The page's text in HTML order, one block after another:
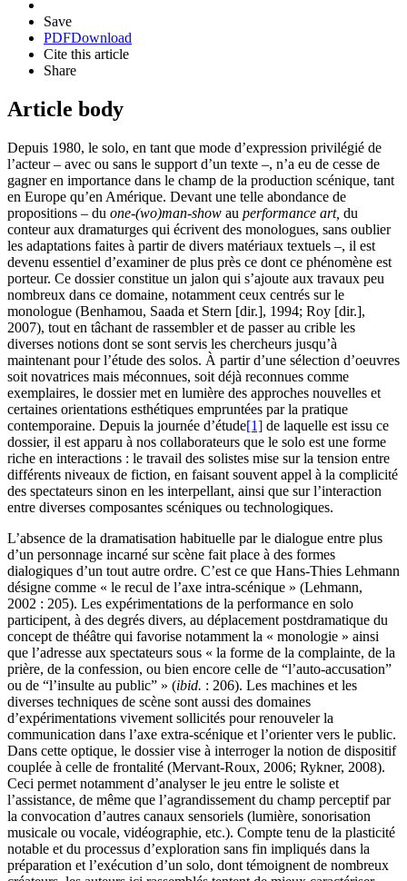
Save
PDFDownload
Cite this article
Share
Article body
Depuis 1980, le solo, en tant que mode d’expression privilégié de
l’acteur – avec ou sans le support d’un texte –, n’a eu de cesse de
gagner en importance dans le champ de la production scénique, tant
en Europe qu’en Amérique. Devant une telle abondance de
propositions – du one-(wo)man-show au performance art, du
conteur aux dramaturges qui écrivent des monologues, sans oublier
les adaptations faites à partir de divers matériaux textuels –, il est
devenu essentiel d’examiner de plus près ce dont ce phénomène est
porteur. Ce dossier constitue un jalon qui s’ajoute aux travaux peu
nombreux dans ce domaine, notamment ceux centrés sur le
monologue (Benhamou, Saada et Stern [dir.], 1994; Roy [dir.],
2007), tout en tâchant de rassembler et de passer au crible les
diverses notions dont se sont servis les chercheurs jusqu’à
maintenant pour l’étude des solos. À partir d’une sélection d’oeuvres
soit novatrices mais méconnues, soit déjà reconnues comme
exemplaires, le dossier met en lumière des approches nouvelles et
certaines orientations esthétiques empruntées par la pratique
contemporaine. Depuis la journée d’étude[1] de laquelle est issu ce
dossier, il est apparu à nos collaborateurs que le solo est une forme
riche en interactions : le travail des solistes mise sur la tension entre
différents niveaux de fiction, en faisant souvent appel à la complicité
des spectateurs sinon en les interpellant, ainsi que sur l’interaction
entre diverses composantes scéniques ou technologiques.
L’absence de la dramatisation habituelle par le dialogue entre plus
d’un personnage incarné sur scène fait place à des formes
dialogiques d’un tout autre ordre. C’est ce que Hans-Thies Lehmann
désigne comme « le recul de l’axe intra-scénique » (Lehmann,
2002 : 205). Les expérimentations de la performance en solo
participent, à des degrés divers, au déplacement postdramatique du
concept de théâtre qui favorise notamment la « monologie » ainsi
que l’adresse aux spectateurs sous « la forme de la complainte, de la
prière, de la confession, ou bien encore celle de “l’auto-accusation”
ou de “l’insulte au public” » (ibid. : 206). Les machines et les
diverses techniques de scène sont aussi des domaines
d’expérimentations vivement sollicités pour renouveler la
communication dans l’axe extra-scénique et l’orienter vers le public.
Dans cette optique, le dossier vise à interroger la notion de dispositif
couplée à celle de frontalité (Mervant-Roux, 2006; Rykner, 2008).
Ceci permet notamment d’analyser le jeu entre le soliste et
l’assistance, de même que l’agrandissement du champ perceptif par
la convocation d’autres canaux sensoriels (lumière, sonorisation
musicale ou vocale, vidéographie, etc.). Compte tenu de la plasticité
notable et du processus d’exploration sans fin impliqués dans la
préparation et l’exécution d’un solo, dont témoignent de nombreux